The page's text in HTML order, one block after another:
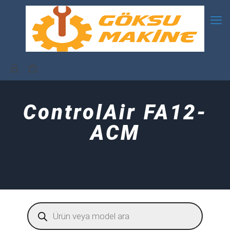
ControlAir FA12-
ACM
Products
search